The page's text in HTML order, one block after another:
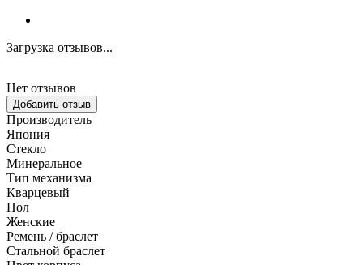
Загрузка отзывов...
Нет отзывов
Добавить отзыв
Производитель
Япония
Стекло
Минеральное
Тип механизма
Кварцевый
Пол
Женские
Ремень / браслет
Стальной браслет